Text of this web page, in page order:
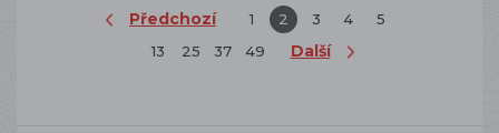
Předchozí 1 2 3 4
5
13
25 37 49 Další